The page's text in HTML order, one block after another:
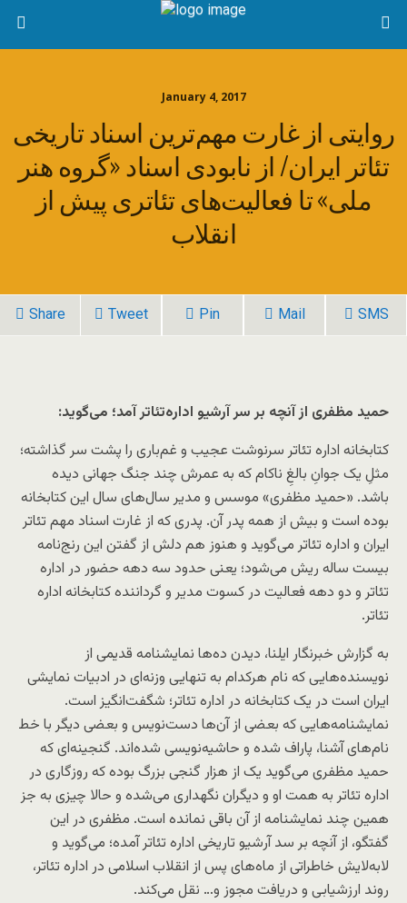
January 4, 2017
روایتی از غارت مهم‌ترین اسناد تاریخی
تئا‌تر ایران/ از نابودی اسناد «گروه هنر
ملی» تا فعالیت‌های تئاتری پیش از
انقلاب
Share Tweet Pin Mail SMS
حمید مظفری از آنچه بر سر آرشیو اداره‌تئا‌تر آمد؛ می‌گوید:
کتابخانه اداره تئا‌تر سرنوشت عجیب و غم‌باری را پشت سر گذاشته؛
مثلِ یک جوانِ بالغِ ناکام که به عمرش چند جنگ جهانی دیده
باشد. «حمید مظفری» موسس و مدیر سال‌های سال این کتابخانه
بوده است و بیش از همه پدر آن. پدری که از غارت اسناد مهم تئا‌تر
ایران و اداره تئا‌تر می‌گوید و هنوز هم دلش از گفتن این رنج‌نامه
بیست ساله ریش می‌شود؛ یعنی حدود سه دهه حضور در اداره
تئاتر و دو دهه فعالیت در کسوت مدیر و گرداننده کتابخانه اداره
تئا‌تر.
به گزارش خبرنگار ایلنا، دیدن ده‌ها نمایشنامه قدیمی از
نویسنده‌هایی که نام هرکدام به تنهایی وزنه‌ای در ادبیات نمایشی
ایران است در یک کتابخانه در اداره تئا‌تر؛ شگفت‌انگیز است.
نمایشنامه‌هایی که بعضی از آن‌ها دست‌نویس و بعضی دیگر با خط
نام‌های آشنا، پاراف شده و حاشیه‌نویسی شده‌اند. گنجینه‌ای که
حمید مظفری می‌گوید یک از هزار گنجی بزرگ بوده که روزگاری در
اداره تئا‌تر به همت او و دیگران نگهداری می‌شده و حالا چیزی به جز
همین چند نمایشنامه از آن باقی نمانده است. مظفری در این
گفتگو، از آنچه بر سد آرشیو تاریخی اداره تئا‌تر آمده؛ می‌گوید و
لابه‌لایش خاطراتی از ماه‌های پس از انقلاب اسلامی در اداره تئا‌تر،
روند ارزشیابی و دریافت مجوز و… نقل می‌کند.